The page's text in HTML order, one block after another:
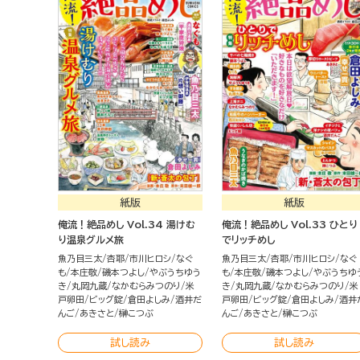
紙版
俺流！絶品めし Vol.34 湯けむ
り温泉グルメ旅
魚乃目三太 杏耶 市川ヒロシ なぐ
も 本庄敬 磯本つよし やぶうちゆう
き
丸岡九蔵 なかむらみつのり
米
戸卵田
ビッグ錠 倉田よしみ
酒井だ
んご
あきさと 榊こつぶ
試し読み
紙版
俺流！絶品めし Vol.33 ひとり
でリッチめし
魚乃目三太 杏耶 市川ヒロシ なぐ
も 本庄敬 磯本つよし やぶうちゆ
き
丸岡九蔵 なかむらみつのり
米
戸卵田
ビッグ錠 倉田よしみ
酒井
んご
あきさと 榊こつぶ
試し読み